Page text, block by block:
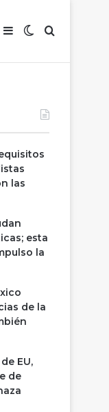
Barra lateral
Switch skin
Buscar
las
esta
la
de la
EU,
de